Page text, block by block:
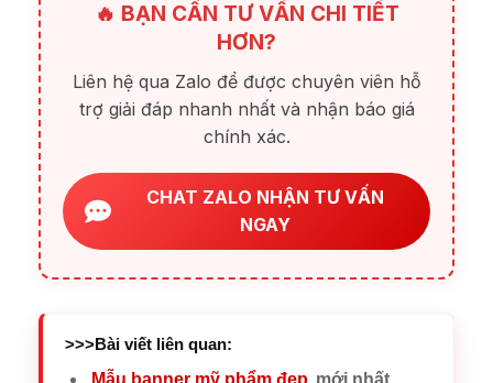
🔥 BẠN CẦN TƯ VẤN CHI TIẾT
HƠN?
Liên hệ qua Zalo để được chuyên viên hỗ
trợ giải đáp nhanh nhất và nhận báo giá
chính xác.
CHAT ZALO NHẬN TƯ VẤN
NGAY
>>>Bài viết liên quan: